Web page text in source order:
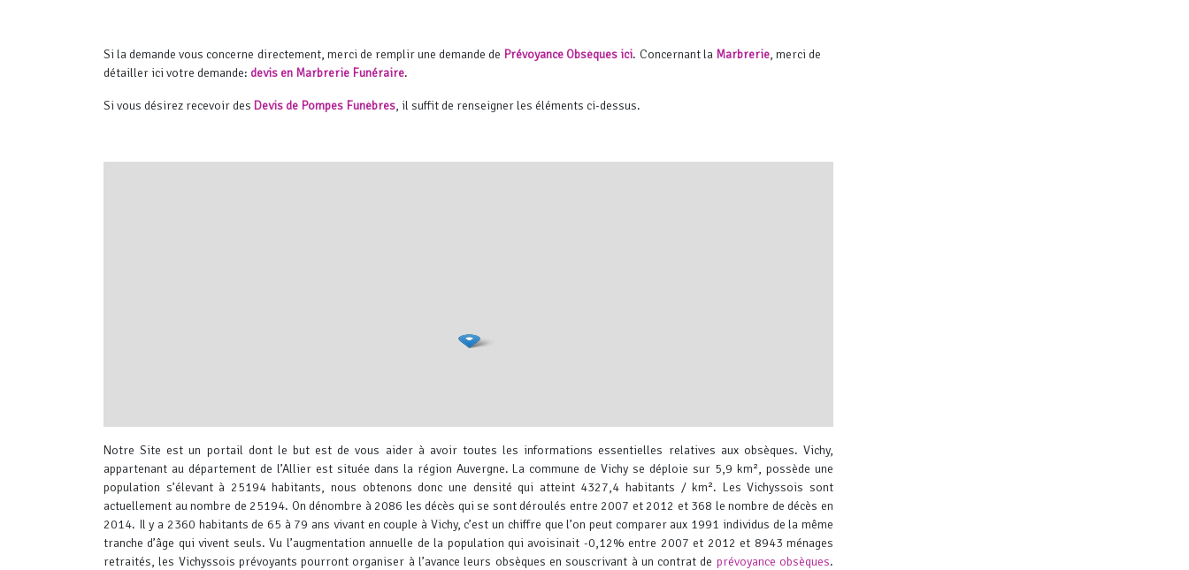
Si la demande vous concerne directement, merci de remplir une demande de Prévoyance Obsèques ici. Concernant la Marbrerie, merci de
détailler ici votre demande: devis en Marbrerie Funéraire.
Si vous désirez recevoir des Devis de Pompes Funèbres, il suffit de renseigner les éléments ci-dessus.
OpenStreetMap contributeurs
Notre Site est un portail dont le but est de vous aider à avoir toutes les informations essentielles relatives aux obsèques. Vichy,
appartenant au département de l’Allier est située dans la région Auvergne. La commune de Vichy se déploie sur 5,9 km², possède une
population s’élevant à 25194 habitants, nous obtenons donc une densité qui atteint 4327,4 habitants / km². Les Vichyssois sont
actuellement au nombre de 25194. On dénombre à 2086 les décès qui se sont déroulés entre 2007 et 2012 et 368 le nombre de décès en
2014. Il y a 2360 habitants de 65 à 79 ans vivant en couple à Vichy, c’est un chiffre que l’on peut comparer aux 1991 individus de la même
tranche d’âge qui vivent seuls. Vu l’augmentation annuelle de la population qui avoisinait -0,12% entre 2007 et 2012 et 8943 ménages
retraités, les Vichyssois prévoyants pourront organiser à l’avance leurs obsèques en souscrivant à un contrat de prévoyance obsèques.